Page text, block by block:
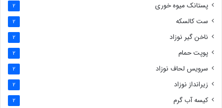
پستانک میوه خوری 2
ست کالسکه 2
ناخن گیر نوزاد 2
پوپت حمام 2
سرویس لحاف نوزاد 2
زیرانداز نوزاد 2
کیسه آب گرم 2